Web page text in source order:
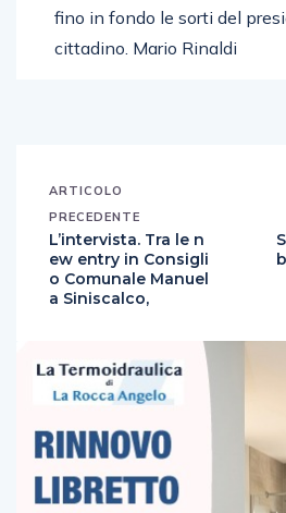
fino in fondo le sorti del
cittadino. Mario Rinaldi
ARTICOLO
PRECEDENTE
L’intervista. Tra le n
ew entry in Consigli
o Comunale Manuel
a Siniscalco,